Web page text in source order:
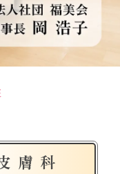
膚科